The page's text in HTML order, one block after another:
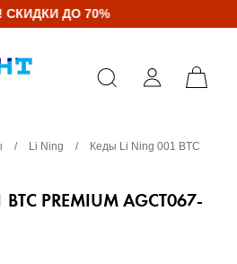
СКИДКИ ДО 70%
/ Li Ning /
Кеды Li Ning 001 BTC
PREMIUM AGCT067-